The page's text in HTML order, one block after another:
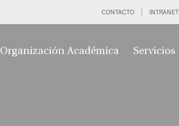
CONTACTO INTRANET
Organización Académica Servicios